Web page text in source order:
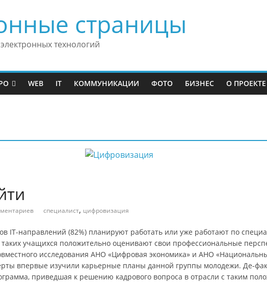
страницы
технологий
WEB IT КОММУНИКАЦИИ ФОТО БИЗНЕС О ПРОЕКТЕ
специалист, цифровизация
IT-направлений (82%) планируют работать или уже работают по
таких учащихся положительно оценивают свои профессиональные
исследования АНО «Цифровая экономика» и АНО
впервые изучили карьерные планы данной группы молодежи. Де-
приведшая к решению кадрового вопроса в отрасли с таким